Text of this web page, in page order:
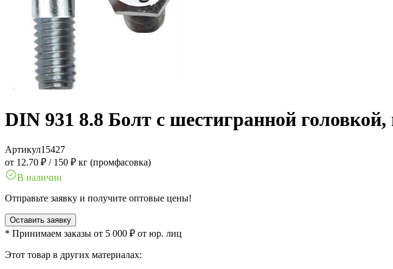
DIN 931 8.8 Болт с шестигранной
Артикул15427
от 12.70 ₽ / 150 ₽ кг (промфасовка)
В наличии
Отправьте заявку и получите оптовые цены!
Оставить заявку
* Принимаем заказы от 5 000 ₽ от юр. лиц
Этот товар в других материалах: